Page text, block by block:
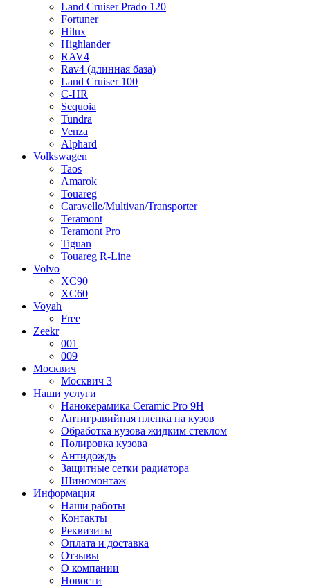
Land Cruiser Prado 120
Fortuner
Hilux
Highlander
RAV4
Rav4 (длинная база)
Land Cruiser 100
C-HR
Sequoia
Tundra
Venza
Alphard
Volkswagen
Taos
Amarok
Touareg
Caravelle/Multivan/Transporter
Teramont
Teramont Pro
Tiguan
Touareg R-Line
Volvo
XC90
XC60
Voyah
Free
Zeekr
001
009
Москвич
Москвич 3
Наши услуги
Нанокерамика Ceramic Pro 9H
Антигравийная пленка на кузов
Обработка кузова жидким стеклом
Полировка кузова
Антидождь
Защитные сетки радиатора
Шиномонтаж
Информация
Наши работы
Контакты
Реквизиты
Оплата и доставка
Отзывы
О компании
Новости